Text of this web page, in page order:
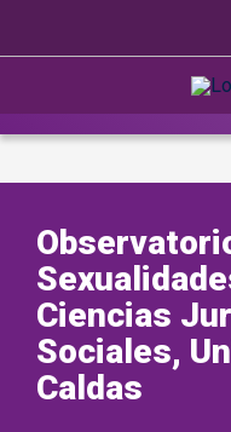
Ciencias
Sociales,
Caldas